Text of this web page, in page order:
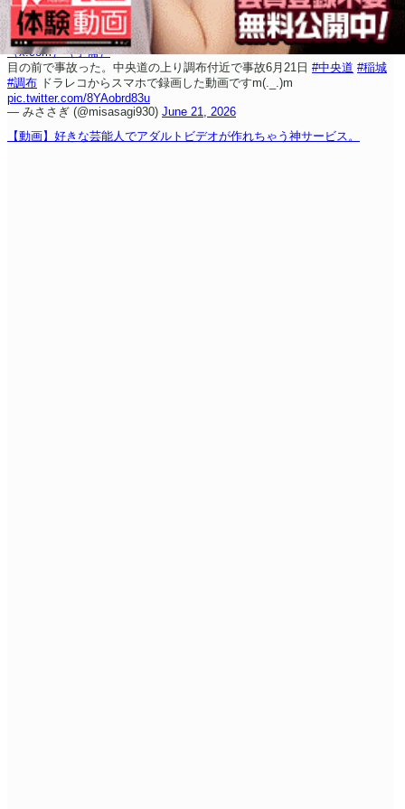
（x.com）（予備）
目の前で事故った。中央道の上り調布付近で事故6月21日 #中央道 #稲城
#調布 ドラレコからスマホで録画した動画ですm(._.)m
pic.twitter.com/8YAobrd83u
— みささぎ (@misasagi930) June 21, 2026
【動画】好きな芸能人でアダルトビデオが作れちゃう神サービス。